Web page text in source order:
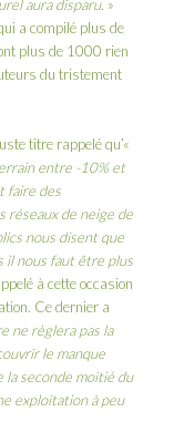
aura disparu. »
a compilé plus de
plus de 1000 rien
du tristement
titre rappelé qu’«
entre -10% et
faire des
réseaux de neige de
nous disent que
il nous faut être plus
à cette occasion
Ce dernier a
ne règlera pas la
le manque
la seconde moitié du
exploitation à peu